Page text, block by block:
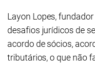
Layon Lopes,
desafios jurídicos de
acordo de sócios,
tributários, o que não